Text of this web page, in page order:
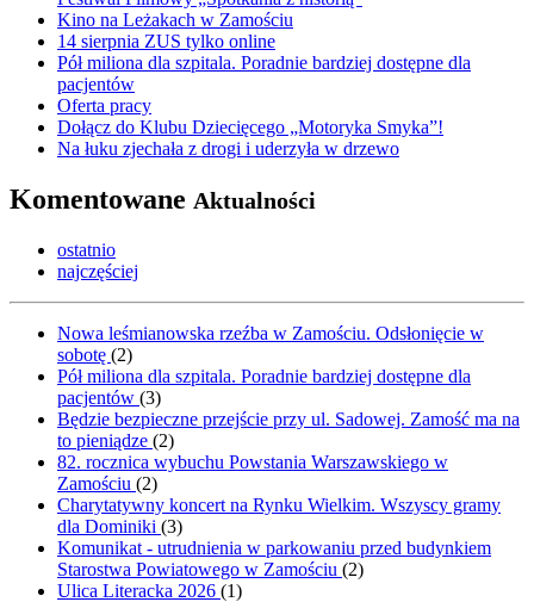
Kino na Leżakach w Zamościu
14 sierpnia ZUS tylko online
Pół miliona dla szpitala. Poradnie bardziej dostępne dla
pacjentów
Oferta pracy
Dołącz do Klubu Dziecięcego „Motoryka Smyka”!
Na łuku zjechała z drogi i uderzyła w drzewo
Komentowane Aktualności
ostatnio
najczęściej
Nowa leśmianowska rzeźba w Zamościu. Odsłonięcie w
sobotę (2)
Pół miliona dla szpitala. Poradnie bardziej dostępne dla
pacjentów (3)
Będzie bezpieczne przejście przy ul. Sadowej. Zamość ma na
to pieniądze (2)
82. rocznica wybuchu Powstania Warszawskiego w
Zamościu (2)
Charytatywny koncert na Rynku Wielkim. Wszyscy gramy
dla Dominiki (3)
Komunikat - utrudnienia w parkowaniu przed budynkiem
Starostwa Powiatowego w Zamościu (2)
Ulica Literacka 2026 (1)